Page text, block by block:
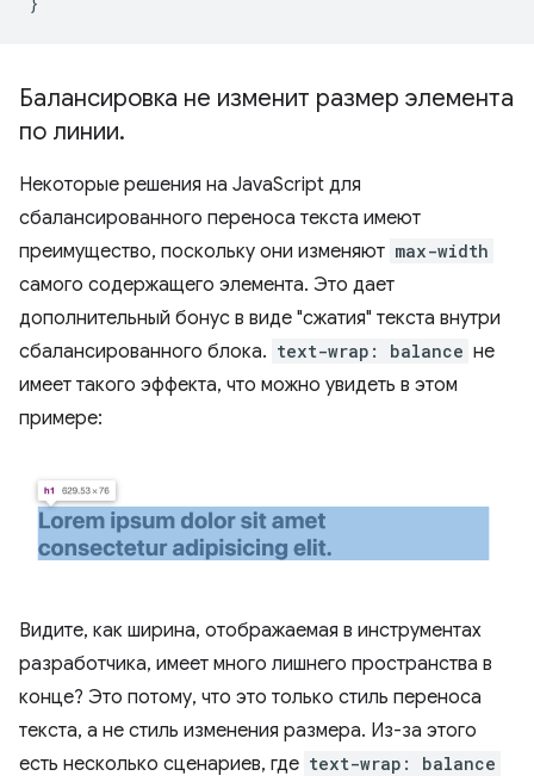
Балансировка не изменит размер элемента
по линии.
Некоторые решения на JavaScript для
сбалансированного переноса текста имеют
преимущество, поскольку они изменяют max-width
самого содержащего элемента. Это дает
дополнительный бонус в виде "сжатия" текста внутри
сбалансированного блока. text-wrap: balance не
имеет такого эффекта, что можно увидеть в этом
примере:
Видите, как ширина, отображаемая в инструментах
разработчика, имеет много лишнего пространства в
конце? Это потому, что это только стиль переноса
текста, а не стиль изменения размера. Из-за этого
есть несколько сценариев, где text-wrap: balance